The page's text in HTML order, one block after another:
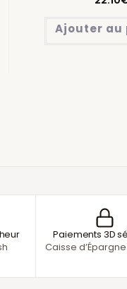
Ajouter au
Paiements 3D
Caisse d’Épargne